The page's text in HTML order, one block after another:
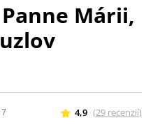
Márii,
4,9 (29 recenzií)